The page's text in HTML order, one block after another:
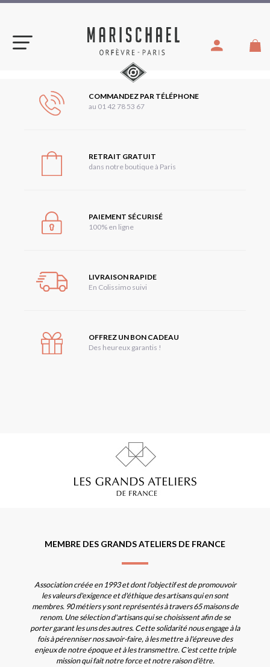
Skip
COMMANDEZ PAR TÉLÉPHONE
au 01 42 78 53 67
RETRAIT GRATUIT
dans notre boutique à Paris
PAIEMENT SÉCURISÉ
100% en ligne
LIVRAISON RAPIDE
En Colissimo suivi
OFFREZ UN BON CADEAU
Des heureux garantis !
MEMBRE DES GRANDS ATELIERS DE FRANCE
Association créée en 1993 et dont l'objectif est de promouvoir
les valeurs d'exigence et d'éthique des artisans qui en sont
membres. 90 métiers y sont représentés à travers 65 maisons de
renom. Une sélection d'artisans qui se choisissent afin de se
porter garant les uns des autres. Cette solidarité nous engage à la
fois à pérenniser nos savoir-faire, à les mettre à l'épreuve des
enjeux de notre époque et à les transmettre. C'est cette triple
mission qui fait notre force et notre raison d'être.